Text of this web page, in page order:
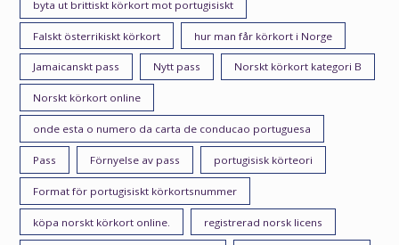
byta ut brittiskt körkort mot portugisiskt
Falskt österrikiskt körkort hur man får körkort i Norge
Jamaicanskt pass Nytt pass Norskt körkort kategori B
Norskt körkort online
onde esta o numero da carta de conducao portuguesa
Pass Förnyelse av pass portugisisk körteori
Format för portugisiskt körkortsnummer
köpa norskt körkort online. registrerad norsk licens